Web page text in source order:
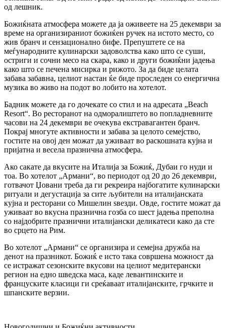
од лешник.
Божиќната атмосфера можете да ја оживеете на 25 декември за
време на организираниот божиќен ручек на истото место, со
жив бранч и сензационално бифе. Препуштете се на
меѓународните кулинарски задоволства како што се суши,
остриги и сочни месо на скара, како и други божиќни јадења
како што се печена мисирка и рижото. За да биде целата
забава забавна, целиот настан ќе биде проследен со енергична
музика во живо на подот во лобито на хотелот.
Бадник можете да го дочекате со стил и на адресата „Beach
Resort“. Во ресторанот на одморалиштето во попладневните
часови на 24 декември ве очекува екстравагантен бранч.
Покрај многуте активности и забава за целото семејство,
гостите на овој ден можат да уживаат во раскошната кујна и
пријатна и весела празнична атмосфера.
Ако сакате да вкусите на Италија за Божиќ, Дубаи го нуди и
тоа. Во хотелот „Армани“, во периодот од 20 до 26 декември,
готвачот Џовани треба да ги рекреира најбогатите кулинарски
ритуали и дегустација за сите љубители на италијанската
кујна и ресторани со Мишелин ѕвезди. Овде, гостите можат да
уживаат во вкусна празнична гозба со шест јадења преполна
со најдобрите празнични италијански деликатеси како да сте
во срцето на Рим.
Во хотелот „Армани“ се организира и семејна дружба на
денот на празникот. Божиќ е исто така совршена можност да
се истражат сезонските вкусови на целиот медитерански
регион на едно шведска маса, каде левантинските и
француските класици ги среќаваат италијанските, грчките и
шпанските верзии.